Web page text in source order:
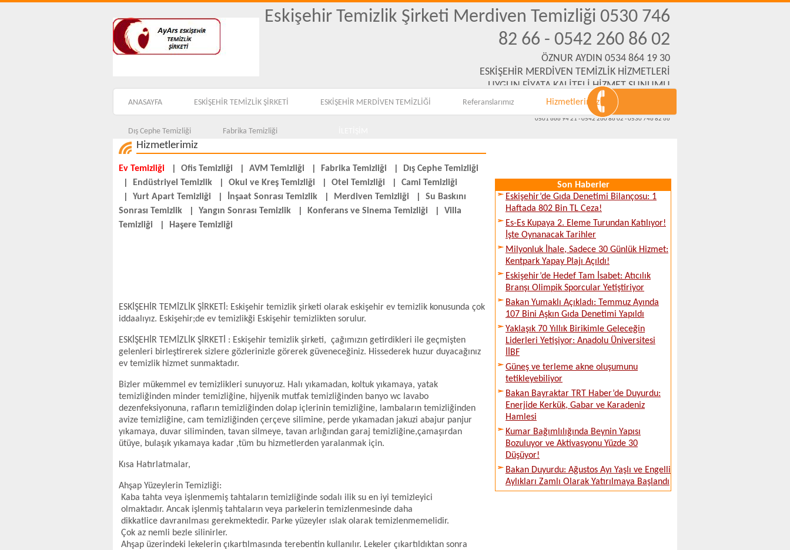
Eskişehir Temizlik Şirketi Merdiven Temizliği 0530 746
82 66 - 0542 260 86 02
ÖZNUR AYDIN 0534 864 19 30
ESKİŞEHİR MERDİVEN TEMİZLİK HİZMETLERİ
UYGUN FİYATA KALİTELİ HİZMET SUNUMU
Emek Mh. Yanartaş Sk. No:31 Eskişehir
www.eskisehirmerdiventemizliksirketi.com
0501 666 94 21 - 0542 260 86 02 - 0530 746 82 66
ANASAYFA ESKİŞEHİR TEMİZLİK ŞİRKETİ ESKİŞEHİR MERDİVEN TEMİZLİĞİ Referanslarımız Hizmetlerimiz
Dış Cephe Temizliği Fabrika Temizliği
Hizmetlerimiz
Ev Temizliği Ofis Temizliği AVM Temizliği Fabrika Temizliği
Dış Cephe Temizliği
Endüstriyel Temizlik Okul ve Kreş Temizliği Otel Temizliği
Cami Temizliği
Yurt Apart Temizliği İnşaat Sonrası Temizlik Merdiven Temizliği
Su Baskını
Sonrası Temizlik
Yangın Sonrası Temizlik Konferans ve Sinema Temizliği
Villa
Temizliği
Haşere Temizliği
ESKİŞEHİR TEMİZLİK ŞİRKETİ: Eskişehir temizlik şirketi olarak eskişehir ev temizlik konusunda çok
iddaalıyız. Eskişehir;de ev temizlikği Eskişehir temizlikten sorulur.
ESKİŞEHİR TEMİZLİK ŞİRKETİ : Eskişehir temizlik şirketi, çağımızın getirdikleri ile geçmişten
gelenleri birleştirerek sizlere gözlerinizle görerek güveneceğiniz. Hissederek huzur duyacağınız
ev temizlik hizmet sunmaktadır.
Bizler mükemmel ev temizlikleri sunuyoruz. Halı yıkamadan, koltuk yıkamaya, yatak
temizliğinden minder temizliğine, hijyenik mutfak temizliğinden banyo wc lavabo
dezenfeksiyonuna, rafların temizliğinden dolap içlerinin temizliğine, lambaların temizliğinden
avize temizliğine, cam temizliğinden çerçeve silimine, perde yıkamadan jakuzi abajur panjur
yıkamaya, duvar siliminden, tavan silmeye, tavan arlığından garaj temizliğine,çamaşırdan
ütüye, bulaşık yıkamaya kadar ,tüm bu hizmetlerden yaralanmak için.
Kısa Hatırlatmalar,
Ahşap Yüzeylerin Temizliği:
Kaba tahta veya işlenmemiş tahtaların temizliğinde sodalı ilik su en iyi temizleyici
olmaktadır. Ancak işlenmiş tahtaların veya parkelerin temizlenmesinde daha
dikkatlice davranılması gerekmektedir. Parke yüzeyler ıslak olarak temizlenmemelidir.
Çok az nemli bezle silinirler.
Ahşap üzerindeki lekelerin çıkartılmasında terebentin kullanılır. Lekeler çıkartıldıktan sonra
Son Haberler
Eskişehir’de Gıda Denetimi Bilançosu: 1
Haftada 802 Bin TL Ceza!
Es-Es Kupaya 2. Eleme Turundan Katılıyor!
İşte Oynanacak Tarihler
Milyonluk İhale, Sadece 30 Günlük Hizmet:
Kentpark Yapay Plajı Açıldı!
Eskişehir’de Hedef Tam İsabet: Atıcılık
Branşı Olimpik Sporcular Yetiştiriyor
Bakan Yumaklı Açıkladı: Temmuz Ayında
107 Bini Aşkın Gıda Denetimi Yapıldı
Yaklaşık 70 Yıllık Birikimle Geleceğin
Liderleri Yetişiyor: Anadolu Üniversitesi
İİBF
Güneş ve terleme akne oluşumunu
tetikleyebiliyor
Bakan Bayraktar TRT Haber’de Duyurdu:
Enerjide Kerkük, Gabar ve Karadeniz
Hamlesi
Kumar Bağımlılığında Beynin Yapısı
Bozuluyor ve Aktivasyonu Yüzde 30
Düşüyor!
Bakan Duyurdu: Ağustos Ayı Yaşlı ve Engelli
Aylıkları Zamlı Olarak Yatırılmaya Başlandı